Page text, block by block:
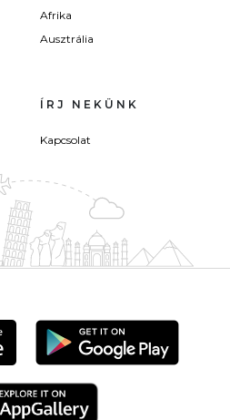
Afrika
Ausztrália
ÍRJ NEKÜNK
Kapcsolat